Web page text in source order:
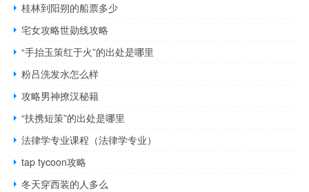
桂林到阳朔的船票多少
宅女攻略世勋线攻略
“手抬玉策红于火”的出处是哪里
粉吕洗发水怎么样
攻略男神撩汉秘籍
“扶携短策”的出处是哪里
法律学专业课程（法律学专业）
tap tycoon攻略
冬天穿西装的人多么